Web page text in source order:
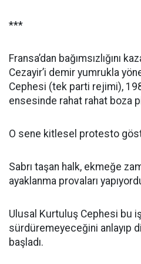
***
Fransa’dan bağımsızlığını
Cezayir’i demir yumrukla
Cephesi (tek parti rejimi),
ensesinde rahat rahat boza
O sene kitlesel protesto
Sabrı taşan halk, ekmeğe
ayaklanma provaları
Ulusal Kurtuluş Cephesi bu
sürdüremeyeceğini anlayıp
başladı.